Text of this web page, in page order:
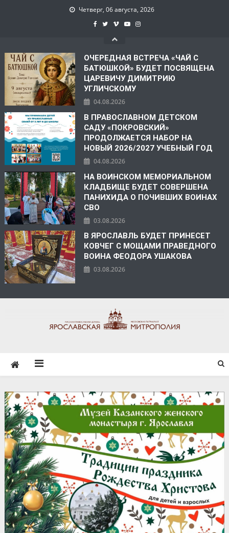
Четверг, 06 августа, 2026
ОЧЕРЕДНАЯ ВСТРЕЧА «ЧАЙ С
БАТЮШКОЙ» БУДЕТ ПОСВЯЩЕНА
ЦАРЕВИЧУ ДИМИТРИЮ
УГЛИЧСКОМУ
04.08.2026
В ПРАВОСЛАВНОМ ДЕТСКОМ
САДУ «ПОКРОВСКИЙ»
ПРОДОЛЖАЕТСЯ НАБОР НА
НОВЫЙ 2026/2027 УЧЕБНЫЙ ГОД
04.08.2026
НА ВОИНСКОМ МЕМОРИАЛЬНОМ
КЛАДБИЩЕ БУДЕТ СОВЕРШЕНА
ПАНИХИДА О ПОЧИВШИХ ВОИНАХ
СВО
03.08.2026
В ЯРОСЛАВЛЬ БУДЕТ ПРИНЕСЕТ
КОВЧЕГ С МОЩАМИ ПРАВЕДНОГО
ВОИНА ФЕОДОРА УШАКОВА
03.08.2026